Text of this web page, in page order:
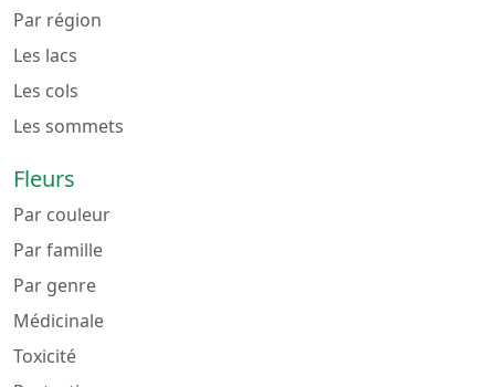
Par région
Les lacs
Les cols
Les sommets
Fleurs
Par couleur
Par famille
Par genre
Médicinale
Toxicité